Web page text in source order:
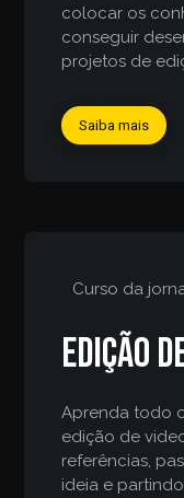
colocar os
conseguir
projetos de
Saiba mais
Curso da
Edição
Aprenda todo
edição de
referências,
ideia e